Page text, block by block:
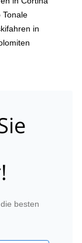
Tonale
in
besten